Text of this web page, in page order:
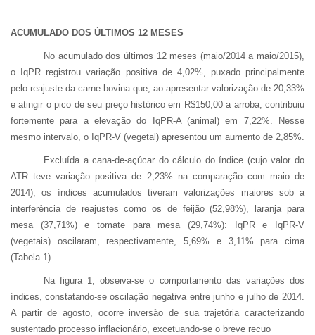
ACUMULADO DOS ÚLTIMOS 12 MESES
No acumulado dos últimos 12 meses (maio/2014 a maio/2015),
o IqPR registrou variação positiva de 4,02%, puxado principalmente
pelo reajuste da carne bovina que, ao apresentar valorização de 20,33%
e atingir o pico de seu preço histórico em R$150,00 a arroba, contribuiu
fortemente para a elevação do IqPR-A (animal) em 7,22%. Nesse
mesmo intervalo, o IqPR-V (vegetal) apresentou um aumento de 2,85%.
Excluída a cana-de-açúcar do cálculo do índice (cujo valor do
ATR teve variação positiva de 2,23% na comparação com maio de
2014), os índices acumulados tiveram valorizações maiores sob a
interferência de reajustes como os de feijão (52,98%), laranja para
mesa (37,71%) e tomate para mesa (29,74%): IqPR e IqPR-V
(vegetais) oscilaram, respectivamente, 5,69% e 3,11% para cima
(Tabela 1).
Na figura 1, observa-se o comportamento das variações dos
índices, constatando-seoscilação negativa entre junho e julho de 2014.
A partir de agosto, ocorre inversão de sua trajetória caracterizando
sustentado processo inflacionário, excetuando-se o breve recuo